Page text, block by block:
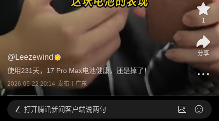
@ Leezewind
使用231天，17 Pro Max电池健康，还是掉了！
2026-05-22 20:14 发布于广东
1
分享
打开腾讯新闻客户端说两句